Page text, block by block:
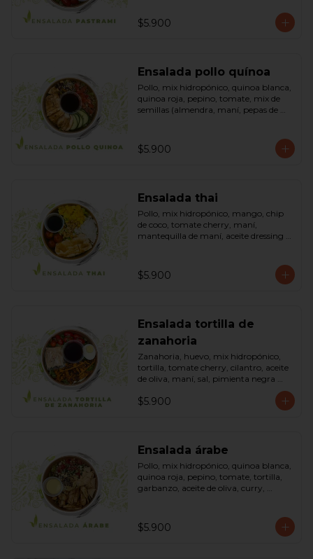
(vinagre de vino blanco, azúcar,
mostaza). Bowl.
$5.900
Ensalada pollo quínoa
Pollo, mix hidropónico, quinoa blanca,
quinoa roja, pepino, tomate, mix de
semillas (almendra, maní, pepas de
mostaza (salsa de soya, azúcar, limón,
aceite de sésamo y mostaza). Bowl.
$5.900
Ensalada thai
Pollo, mix hidropónico, mango, chip
de coco, tomate cherry, maní,
mantequilla de maní, aceite dressing
$5.900
Ensalada tortilla de
zanahoria
Zanahoria, huevo, mix hidropónico,
tortilla, tomate cherry, cilantro, aceite
de oliva, maní, sal, pimienta negra
soya, azúcar, limón, aceite de sésamo
$5.900
Ensalada árabe
Pollo, mix hidropónico, quinoa blanca,
quinoa roja, pepino, tomate, tortilla,
garbanzo, aceite de oliva, curry,
Bowl.
$5.900